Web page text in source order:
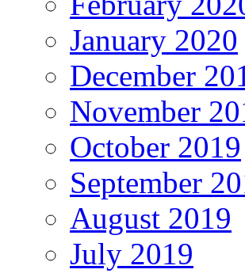
January 2020
December
November
October 2019
September
August 2019
July 2019